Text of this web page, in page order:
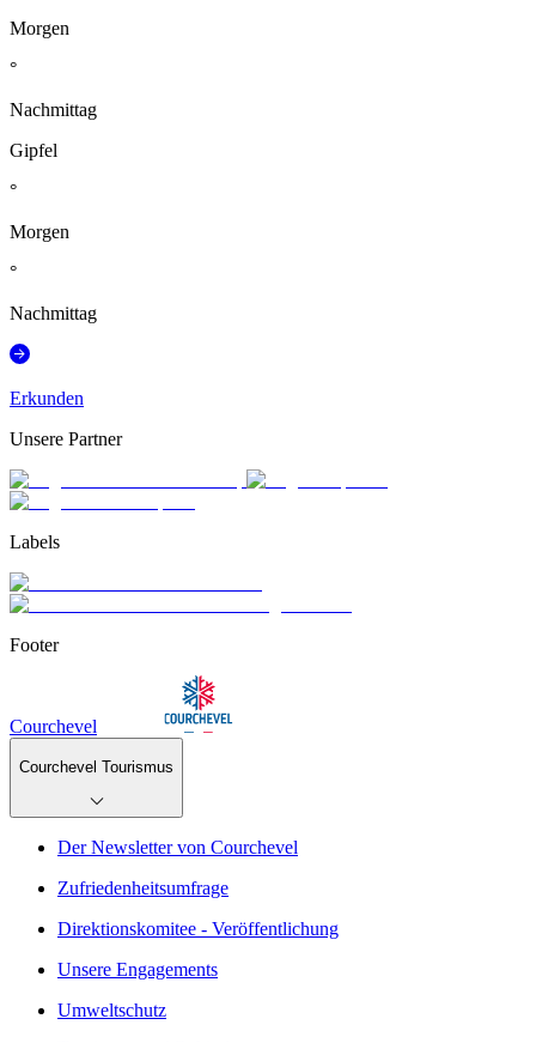
Morgen
°
Nachmittag
Gipfel
°
Morgen
°
Nachmittag
Erkunden
Unsere Partner
Labels
Footer
Courchevel
Courchevel Tourismus
Der Newsletter von Courchevel
Zufriedenheitsumfrage
Direktionskomitee - Veröffentlichung
Unsere Engagements
Umweltschutz